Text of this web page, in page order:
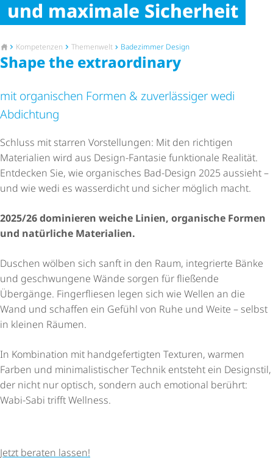
und maximale Sicherheit
Zur Startseite
Kompetenzen Themenwelt Badezimmer Design
Shape the extraordinary
mit organischen Formen & zuverlässiger wedi
Abdichtung
Schluss mit starren Vorstellungen: Mit den richtigen
Materialien wird aus Design-Fantasie funktionale Realität.
Entdecken Sie, wie organisches Bad-Design 2025 aussieht –
und wie wedi es wasserdicht und sicher möglich macht.
2025/26 dominieren weiche Linien, organische Formen
und natürliche Materialien.
Duschen wölben sich sanft in den Raum, integrierte Bänke
und geschwungene Wände sorgen für fließende
Übergänge. Fingerfliesen legen sich wie Wellen an die
Wand und schaffen ein Gefühl von Ruhe und Weite – selbst
in kleinen Räumen.
In Kombination mit hand­ge­fer­tigten Texturen, warmen
Farben und mini­ma­lis­ti­scher Technik entsteht ein Designstil,
der nicht nur optisch, sondern auch emotional berührt:
Wabi-Sabi trifft Wellness.
Jetzt beraten lassen!
KI-generiert